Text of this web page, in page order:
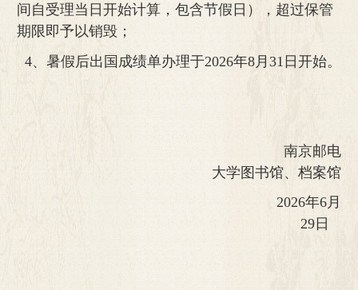
间自受理当日开始计算，包含节假日），超过保管
期限即予以销毁；
4、暑假后出国成绩单办理于2026年8月 31 日开始。
南京邮电
大学图书馆、档案馆
2026年6 月
29日